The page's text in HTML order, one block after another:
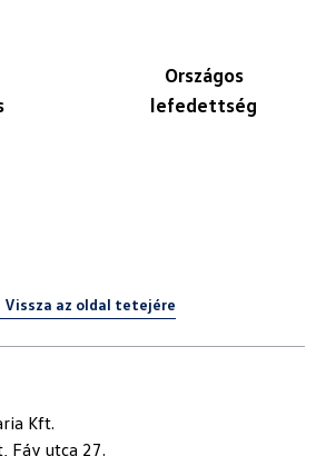
Országos
lefedettség
Vissza az oldal tetejére